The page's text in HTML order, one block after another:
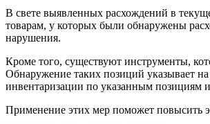
В свете выявленных расхождений в
товарам, у которых были обнаружены
нарушения.
Кроме того, существуют инструменты,
Обнаружение таких позиций указывает
инвентаризации по указанным позициям
Применение этих мер поможет повысить